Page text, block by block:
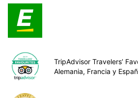
TripAdvisor Travelers’
Alemania, Francia y